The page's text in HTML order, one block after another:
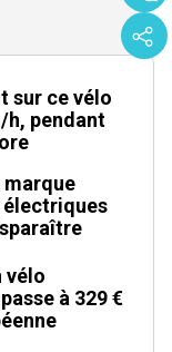
sur ce vélo
h, pendant
électriques
vélo
à 329 €